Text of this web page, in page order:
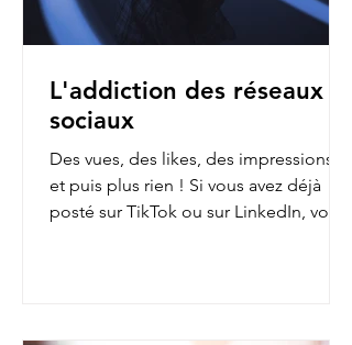
L'addiction des réseaux
sociaux
Des vues, des likes, des impressions…
et puis plus rien ! Si vous avez déjà
posté sur TikTok ou sur LinkedIn, vous